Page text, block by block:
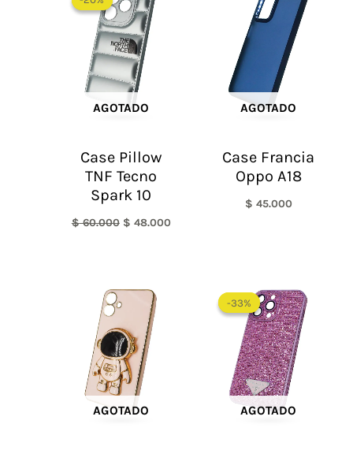
AGOTADO
Case Pillow
TNF Tecno
Spark 10
$60.000
original
era:
$ 60.000.
$ 48.000
AGOTADO
Case Francia
Oppo A18
$ 45.000
AGOTADO
-33%
AGOTADO
-33%
precio
original
era:
$ 60.000.